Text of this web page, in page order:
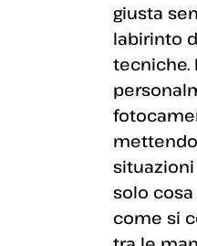
giusta
labirinto
tecniche.
solo
come si